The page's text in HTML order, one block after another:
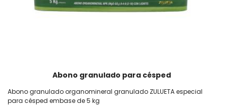
Abono granulado para césped
Abono granulado organomineral granulado ZULUETA especial
para césped embase de 5 kg